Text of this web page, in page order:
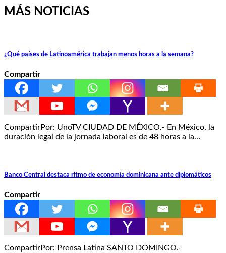
MÁS NOTICIAS
¿Qué países de Latinoamérica trabajan menos horas a la semana?
Compartir
CompartirPor: UnoTV CIUDAD DE MÉXICO.- En México, la
duración legal de la jornada laboral es de 48 horas a la…
Banco Central destaca ritmo de economía dominicana ante diplomáticos
Compartir
CompartirPor: Prensa Latina SANTO DOMINGO.-